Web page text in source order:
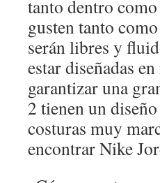
tanto dentro
gusten tanto
serán libres y
estar diseñadas
garantizar una
2 tienen un
costuras muy
encontrar Nike